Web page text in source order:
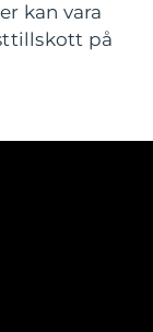
kan vara
på